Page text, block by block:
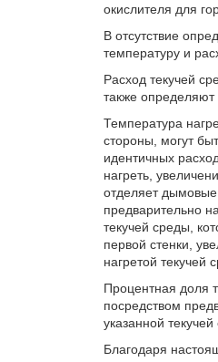
окислителя для
В отсутствие
температуру и
Расход текучей
также
Температура
стороны, могут
идентичных
нагреть,
отделяет
предварительно
текучей среды,
первой стенки,
нагретой текучей
Процентная доля
посредством
указанной текучей
Благодаря